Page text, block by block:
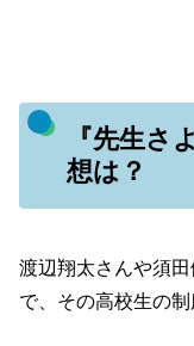
『先生さ
想は？
渡辺翔太さんや須
で、その高校生の